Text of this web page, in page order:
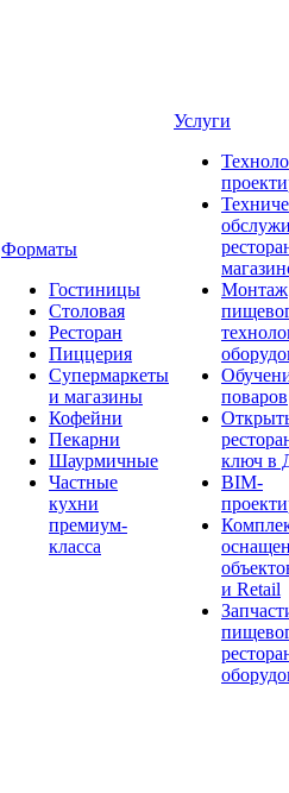
Форматы
Гостиницы
Столовая
Ресторан
Пиццерия
Супермаркеты
и магазины
Кофейни
Пекарни
Шаурмичные
Частные
кухни
премиум-
класса
Услуги
Монтаж
поваров
ключ в
BIM-
и Retail